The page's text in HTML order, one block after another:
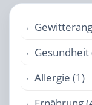
Gesundheit
Allergie (1)